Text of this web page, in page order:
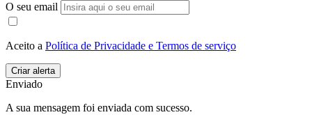
O seu email
Aceito a Política de Privacidade e Termos de serviço
Enviado
A sua mensagem foi enviada com sucesso.